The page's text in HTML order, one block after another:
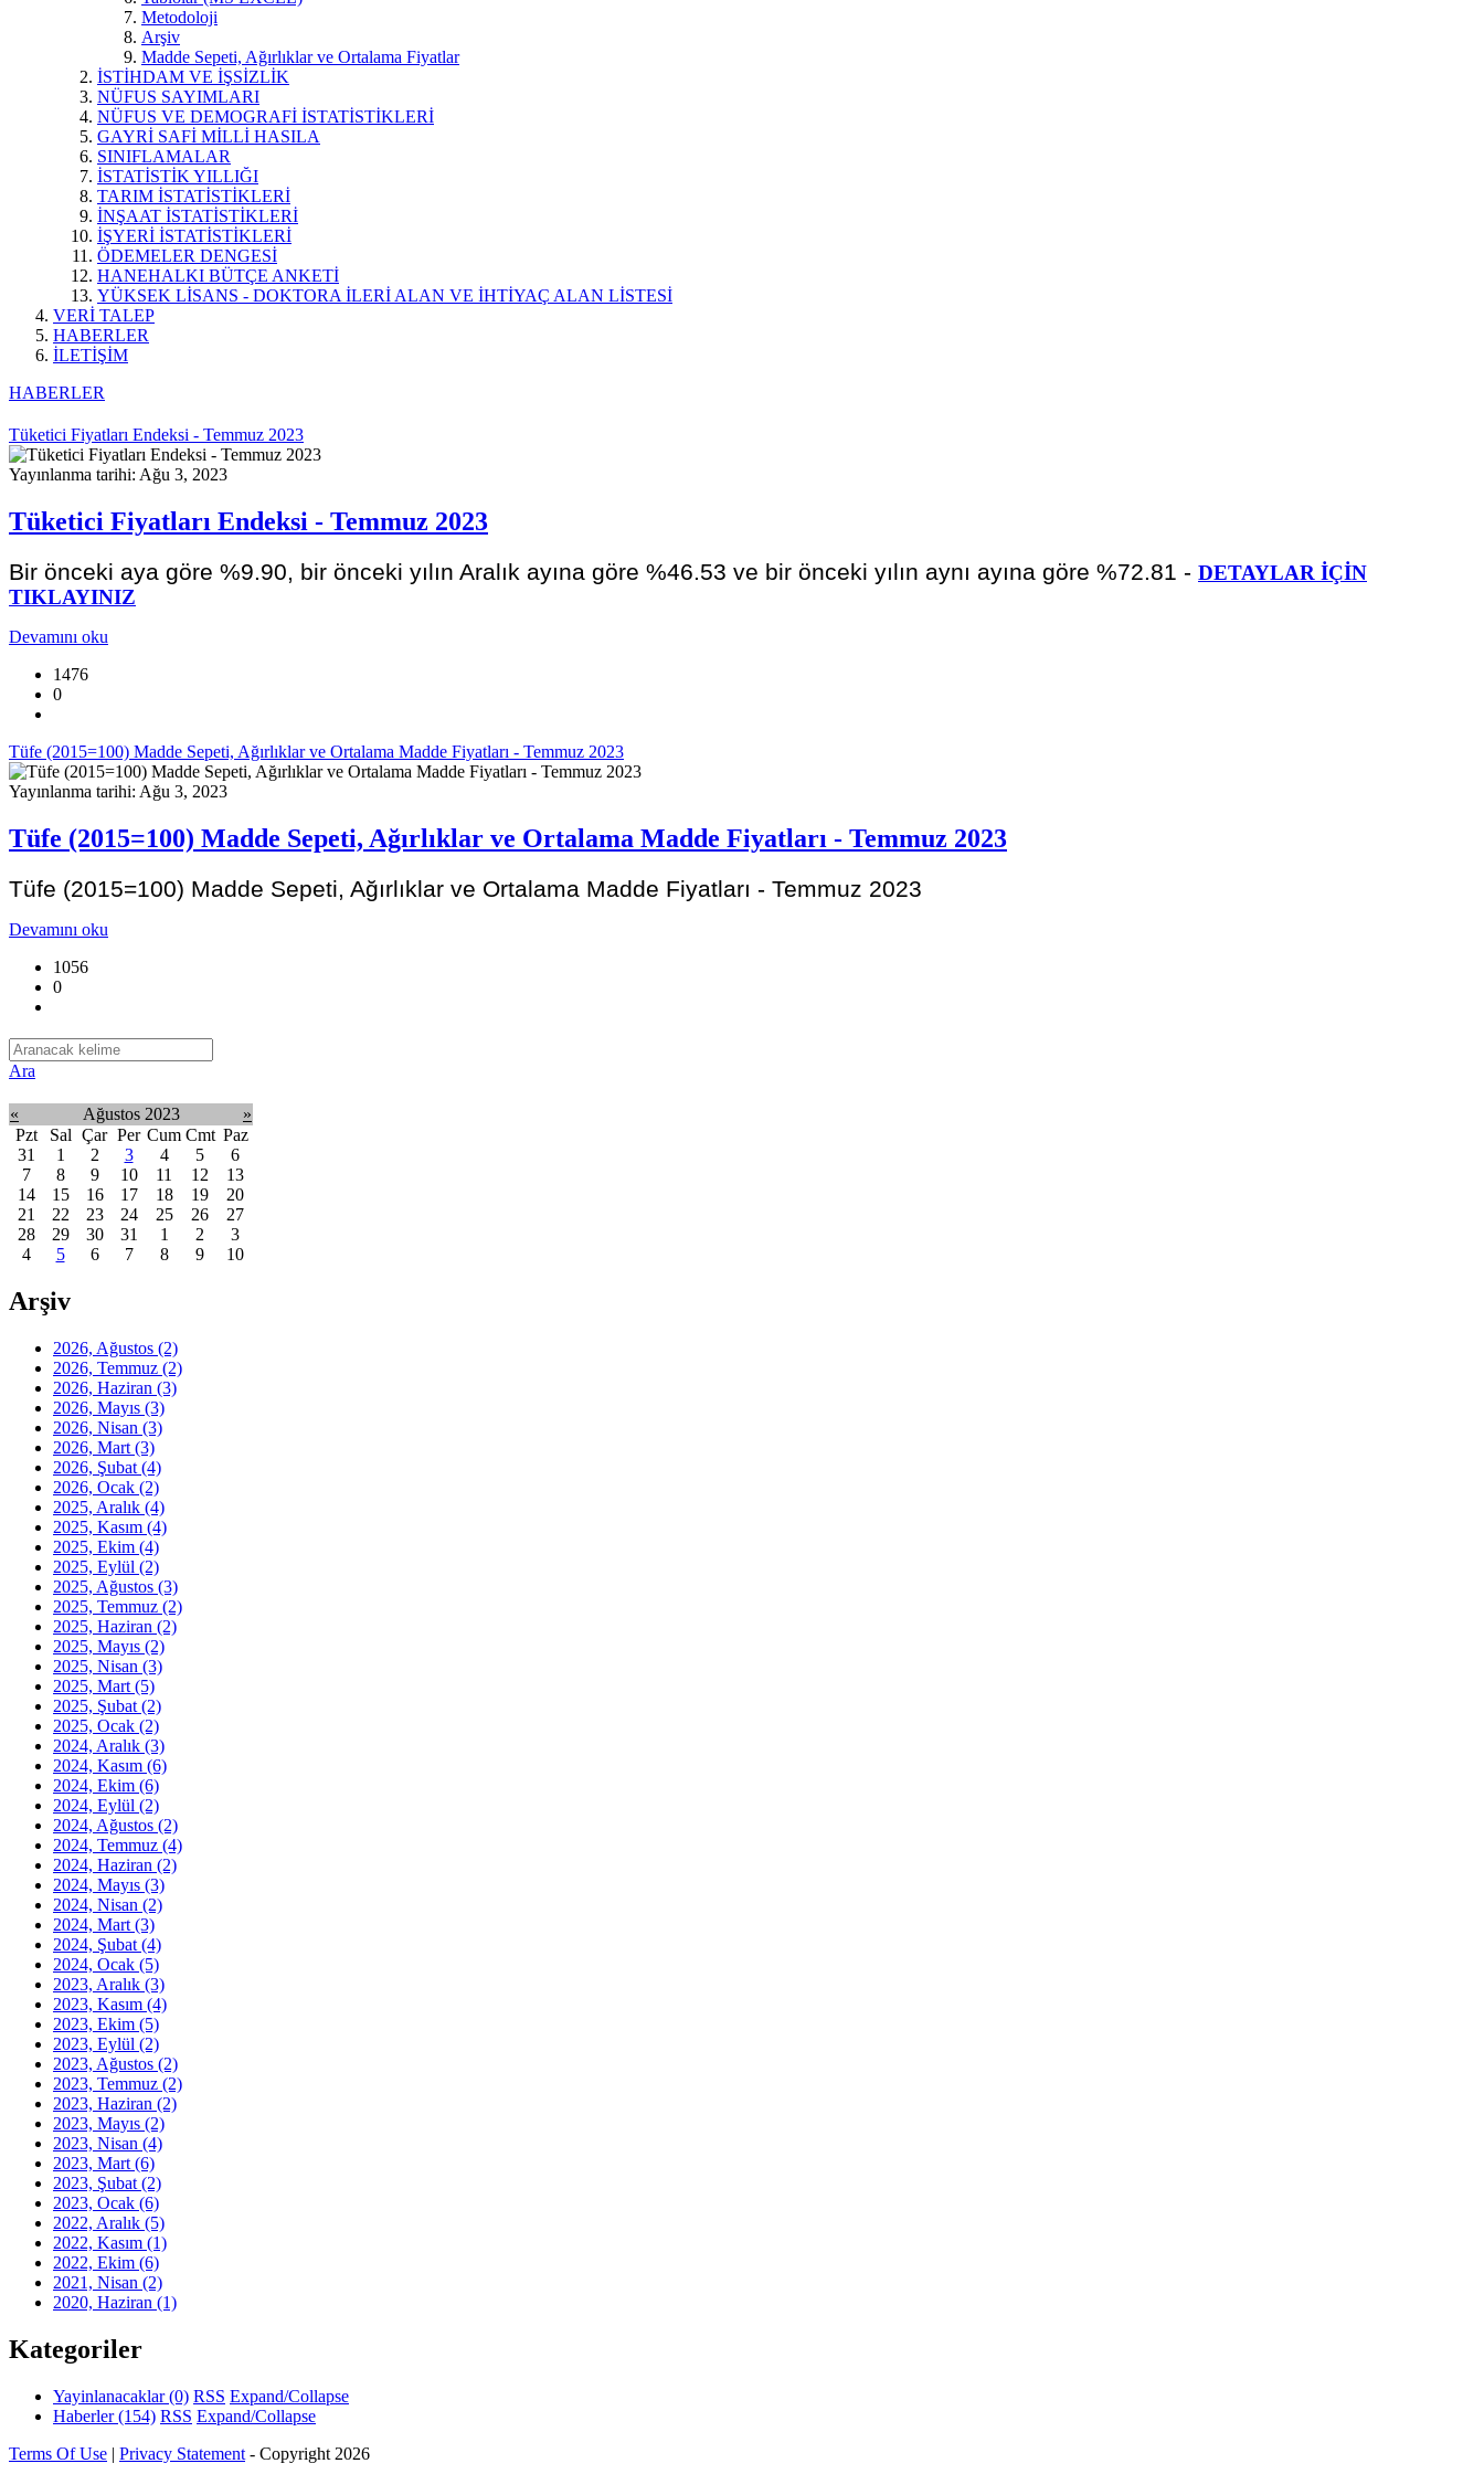
Metodoloji
Arşiv
Madde Sepeti, Ağırlıklar ve Ortalama Fiyatlar
İSTİHDAM VE İŞSİZLİK
NÜFUS SAYIMLARI
NÜFUS VE DEMOGRAFİ İSTATİSTİKLERİ
GAYRİ SAFİ MİLLİ HASILA
SINIFLAMALAR
İSTATİSTİK YILLIĞI
TARIM İSTATİSTİKLERİ
İNŞAAT İSTATİSTİKLERİ
İŞYERİ İSTATİSTİKLERİ
ÖDEMELER DENGESİ
HANEHALKI BÜTÇE ANKETİ
YÜKSEK LİSANS - DOKTORA İLERİ ALAN VE İHTİYAÇ ALAN LİSTESİ
VERİ TALEP
HABERLER
İLETİŞİM
HABERLER
Tüketici Fiyatları Endeksi - Temmuz 2023
Yayınlanma tarihi: Ağu 3, 2023
Tüketici Fiyatları Endeksi - Temmuz 2023
Bir önceki aya göre %9.90, bir önceki yılın Aralık ayına göre %46.53 ve bir önceki yılın aynı ayına göre %72.81 - DETAYLAR İÇİN
TIKLAYINIZ
Devamını oku
1476
0
Tüfe (2015=100) Madde Sepeti, Ağırlıklar ve Ortalama Madde Fiyatları - Temmuz 2023
Yayınlanma tarihi: Ağu 3, 2023
Tüfe (2015=100) Madde Sepeti, Ağırlıklar ve Ortalama Madde Fiyatları - Temmuz 2023
Tüfe (2015=100) Madde Sepeti, Ağırlıklar ve Ortalama Madde Fiyatları - Temmuz 2023
Devamını oku
1056
0
Ara
« Ağustos 2023
»
Pzt
Sal Çar Per Cum Cmt Paz
31
1 2 3 4 5
6
7
8 9 10 11 12
13
14
15 16 17 18 19
20
21
22 23 24 25 26
27
28
29 30 31 1 2
3
4
5 6 7 8 9 10
Arşiv
2026, Ağustos (2)
2026, Temmuz (2)
2026, Haziran (3)
2026, Mayıs (3)
2026, Nisan (3)
2026, Mart (3)
2026, Şubat (4)
2026, Ocak (2)
2025, Aralık (4)
2025, Kasım (4)
2025, Ekim (4)
2025, Eylül (2)
2025, Ağustos (3)
2025, Temmuz (2)
2025, Haziran (2)
2025, Mayıs (2)
2025, Nisan (3)
2025, Mart (5)
2025, Şubat (2)
2025, Ocak (2)
2024, Aralık (3)
2024, Kasım (6)
2024, Ekim (6)
2024, Eylül (2)
2024, Ağustos (2)
2024, Temmuz (4)
2024, Haziran (2)
2024, Mayıs (3)
2024, Nisan (2)
2024, Mart (3)
2024, Şubat (4)
2024, Ocak (5)
2023, Aralık (3)
2023, Kasım (4)
2023, Ekim (5)
2023, Eylül (2)
2023, Ağustos (2)
2023, Temmuz (2)
2023, Haziran (2)
2023, Mayıs (2)
2023, Nisan (4)
2023, Mart (6)
2023, Şubat (2)
2023, Ocak (6)
2022, Aralık (5)
2022, Kasım (1)
2022, Ekim (6)
2021, Nisan (2)
2020, Haziran (1)
Kategoriler
Yayinlanacaklar(0) RSS Expand/Collapse
Haberler(154) RSS Expand/Collapse
Terms Of Use | Privacy Statement - Copyright 2026